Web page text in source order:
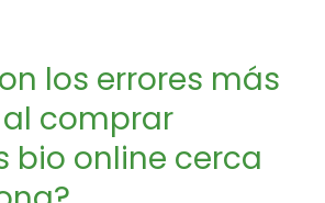
los errores más
comprar
bio online cerca